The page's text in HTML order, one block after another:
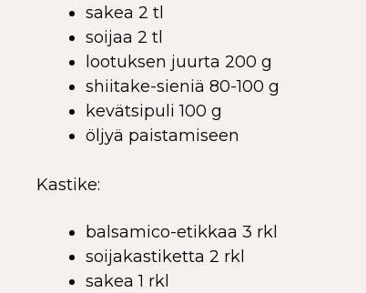
sakea 2 tl
soijaa 2 tl
lootuksen juurta 200 g
shiitake-sieniä 80-100 g
kevätsipuli 100 g
öljyä paistamiseen
Kastike:
balsamico-etikkaa 3 rkl
soijakastiketta 2 rkl
sakea 1 rkl